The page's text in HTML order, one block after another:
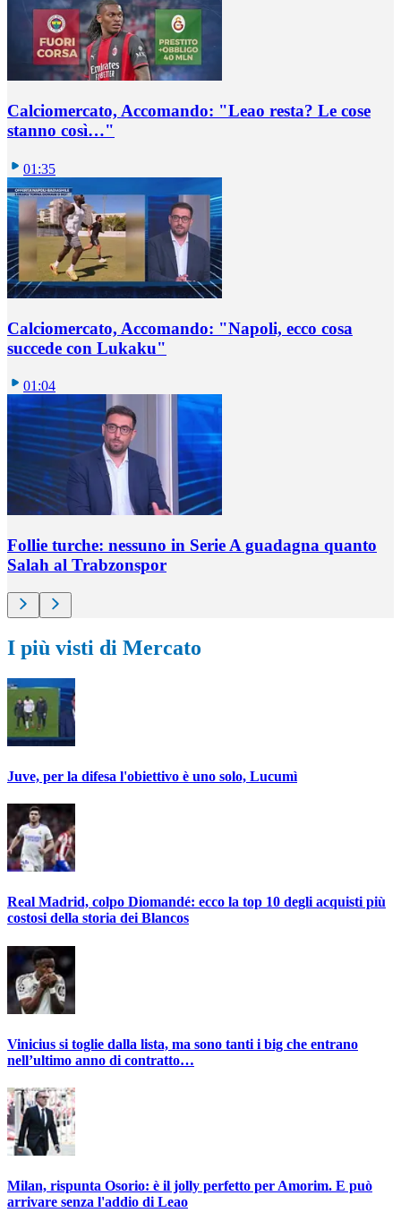
Calciomercato, Accomando: "Leao resta? Le cose
stanno così…"
01:35
Calciomercato, Accomando: "Napoli, ecco cosa
succede con Lukaku"
01:04
Follie turche: nessuno in Serie A guadagna quanto
Salah al Trabzonspor
I più visti di Mercato
Juve, per la difesa l'obiettivo è uno solo, Lucumì
Real Madrid, colpo Diomandé: ecco la top 10 degli acquisti più
costosi della storia dei Blancos
Vinicius si toglie dalla lista, ma sono tanti i big che entrano
nell’ultimo anno di contratto…
Milan, rispunta Osorio: è il jolly perfetto per Amorim. E può
arrivare senza l'addio di Leao